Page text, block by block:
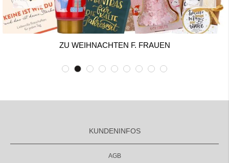
ZU WEIHNACHTEN F. FRAUEN
KUNDENINFOS
AGB